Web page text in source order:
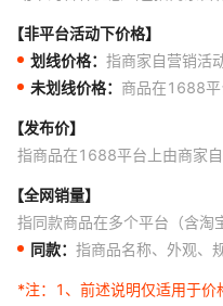
【非平台活动下价格】
划线价格： 指商家自营销活
未划线价格： 商品在1688平
【发布价】
指商品在1688平台上由商家
【全网销量】
指同款商品在多个平台（含淘
同款： 指商品名称、外观、
*注：
1、前述说明仅适用于价